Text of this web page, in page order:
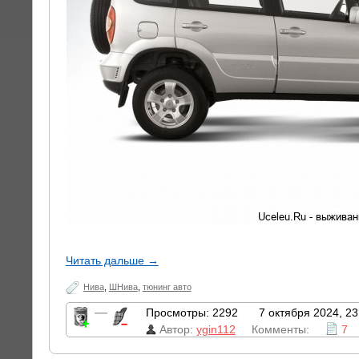
Читать дальше →
Нива, ШНива, тюнинг авто
— Просмотры: 2292
7 октября 2024,
Автор: ygin112 Комменты: 7